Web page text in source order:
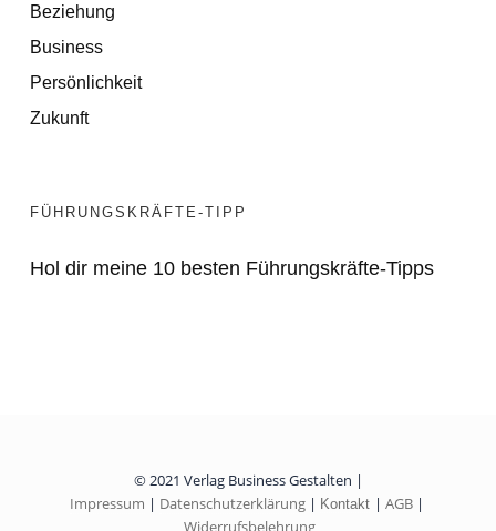
Beziehung
Business
Persönlichkeit
Zukunft
FÜHRUNGSKRÄFTE-TIPP
Hol dir meine 10 besten Führungskräfte-Tipps
© 2021 Verlag Business Gestalten |
Impressum | Datenschutzerklärung| Kontakt | AGB |
Widerrufsbelehrung